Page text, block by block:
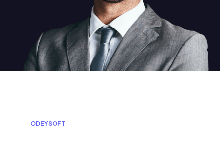
ODEYSOFT